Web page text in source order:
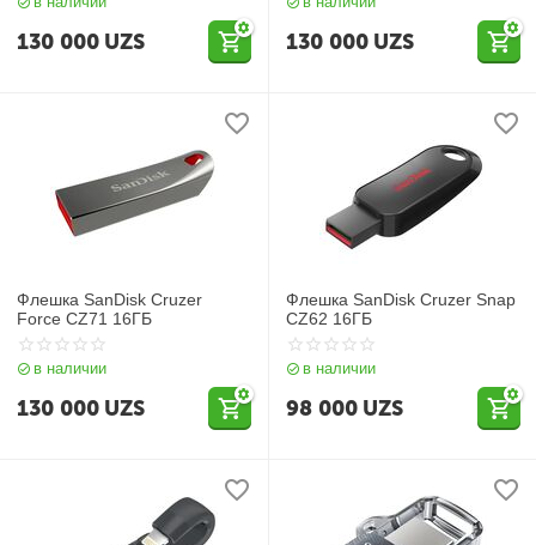
130 000 UZS 130 000 UZS
Флешка SanDisk Cruzer
Force CZ71 16ГБ
в наличии
130 000 UZS
Флешка SanDisk Cruzer Snap
CZ62 16ГБ
в наличии
98 000 UZS